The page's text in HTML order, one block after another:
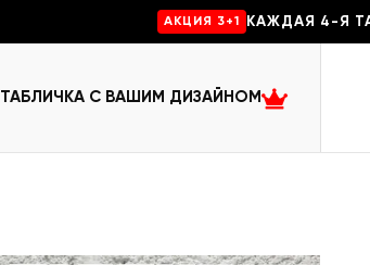
AKЦИЯ 3+1 КАЖДАЯ 4-Я
ТАБЛИЧКА С ВАШИМ ДИЗАЙНОМ